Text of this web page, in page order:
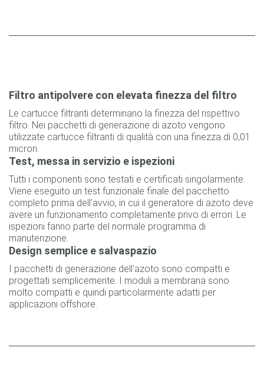
Filtro antipolvere con elevata finezza del filtro
Le cartucce filtranti determinano la finezza del rispettivo
filtro. Nei pacchetti di generazione di azoto vengono
utilizzate cartucce filtranti di qualità con una finezza di 0,01
micron.
Test, messa in servizio e ispezioni
Tutti i componenti sono testati e certificati singolarmente.
Viene eseguito un test funzionale finale del pacchetto
completo prima dell'avvio, in cui il generatore di azoto deve
avere un funzionamento completamente privo di errori. Le
ispezioni fanno parte del normale programma di
manutenzione.
Design semplice e salvaspazio
I pacchetti di generazione dell'azoto sono compatti e
progettati semplicemente. I moduli a membrana sono
molto compatti e quindi particolarmente adatti per
applicazioni offshore.